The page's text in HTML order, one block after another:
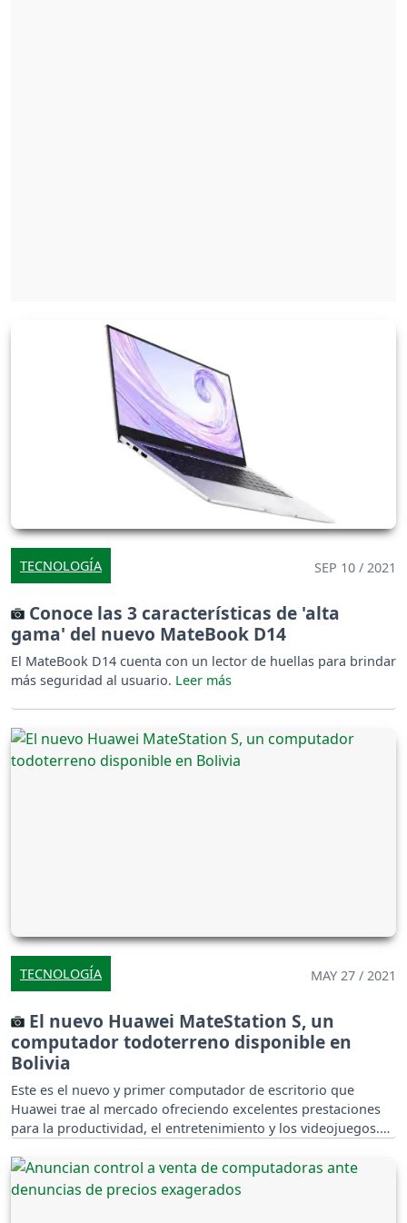
TECNOLOGÍA SEP 10 / 2021
Conoce las 3 características de 'alta
gama' del nuevo MateBook D14
El MateBook D14 cuenta con un lector de huellas para brindar
más seguridad al usuario.
TECNOLOGÍA MAY 27 / 2021
El nuevo Huawei MateStation S, un
computador todoterreno disponible en
Bolivia
Este es el nuevo y primer computador de escritorio que
Huawei trae al mercado ofreciendo excelentes prestaciones
para la productividad, el entretenimiento y los videojuegos.